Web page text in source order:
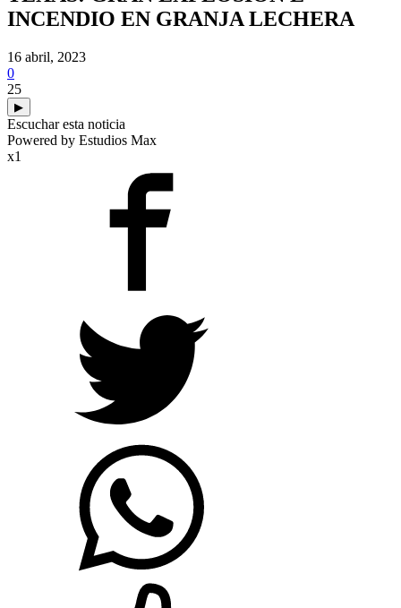
INCENDIO EN GRANJA LECHERA
16 abril, 2023
0
25
▶
Escuchar esta noticia
Powered by Estudios Max
x1